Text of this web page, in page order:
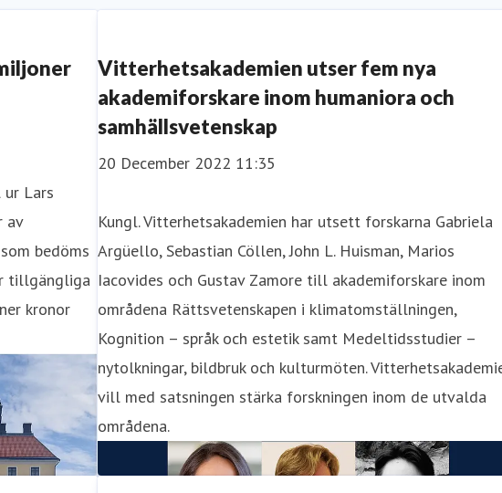
Lars
av
bedöms
tillgängliga
kronor
Vitterhetsakademien utser fem nya
akademiforskare inom humaniora och
samhällsvetenskap
20 December 2022 11:35
Kungl. Vitterhetsakademien har utsett forskarna Gabriela
Argüello, Sebastian Cöllen, John L. Huisman, Marios
Iacovides och Gustav Zamore till akademiforskare inom
områdena Rättsvetenskapen i klimatomställningen,
Kognition – språk och estetik samt Medeltidsstudier –
nytolkningar, bildbruk och kulturmöten.
vill med satsningen stärka forskningen inom de utvalda
områdena.